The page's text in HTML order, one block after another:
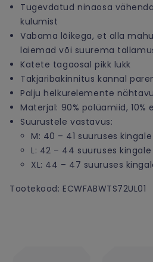
Tugevdatud ninaosa
kulumist
Vabama lõikega, et alla
laiemad või suurema
Katete tagaosal pikk lukk
Takjaribakinnitus kannal
Palju helkurelemente
Materjal: 90% polüamiid, 10%
Suurustele vastavus:
M: 40 – 41 suuruses kingale
L: 42 – 44 suuruses kingale
XL: 44 – 47 suuruses
Tootekood: ECWFABWTS72UL01